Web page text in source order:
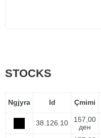
STOCKS
Ngjyra Id Çmimi
38.126.10
157,00
ден